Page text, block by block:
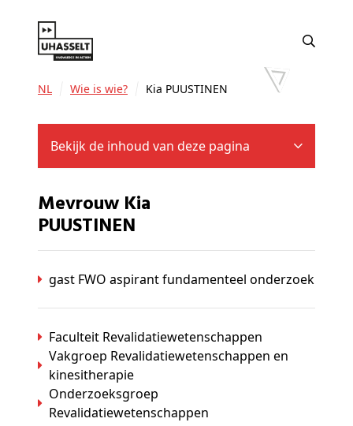
NL Wie is wie? Kia PUUSTINEN
Bekijk de inhoud van deze pagina
Mevrouw Kia
PUUSTINEN
gast FWO aspirant fundamenteel onderzoek
Faculteit Revalidatiewetenschappen
Vakgroep Revalidatiewetenschappen en
kinesitherapie
Onderzoeksgroep
Revalidatiewetenschappen